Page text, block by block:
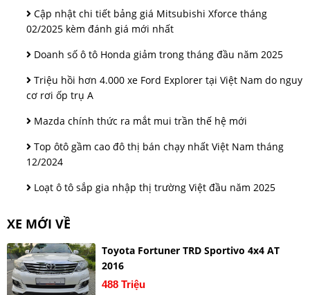
Cập nhật chi tiết bảng giá Mitsubishi Xforce tháng
02/2025 kèm đánh giá mới nhất
Doanh số ô tô Honda giảm trong tháng đầu năm 2025
Triệu hồi hơn 4.000 xe Ford Explorer tại Việt Nam do nguy
cơ rơi ốp trụ A
Mazda chính thức ra mắt mui trần thế hệ mới
Top ôtô gầm cao đô thị bán chạy nhất Việt Nam tháng
12/2024
Loạt ô tô sắp gia nhập thị trường Việt đầu năm 2025
XE MỚI VỀ
Toyota Fortuner TRD Sportivo 4x4 AT
2016
488 Triệu